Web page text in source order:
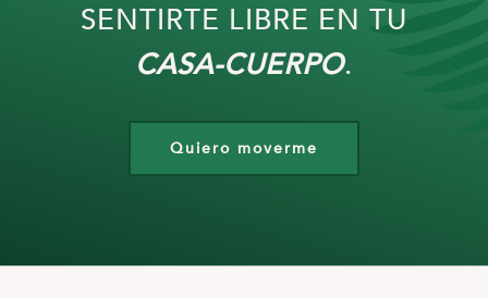
SENTIRTE LIBRE EN TU
CASA-CUERPO.
Quiero moverme